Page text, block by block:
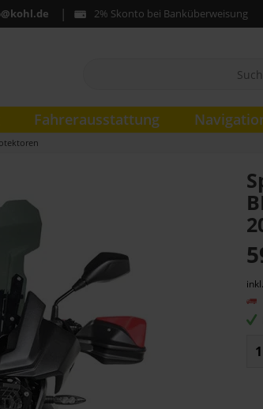
2% Skonto bei Banküberweisung
Fahrerausstattung